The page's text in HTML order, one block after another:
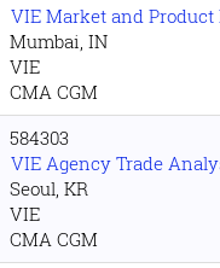
VIE Market and
Mumbai, IN
VIE
CMA CGM
584303
VIE Agency Trade
Seoul, KR
VIE
CMA CGM